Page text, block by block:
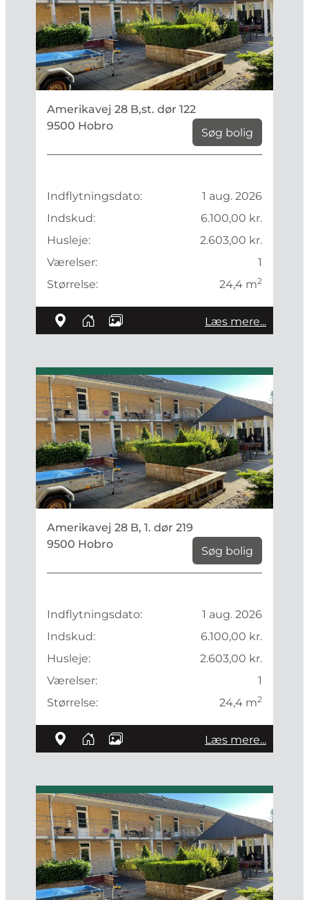
Amerikavej 28 B,st. dør 122
9500 Hobro
Søg bolig
Indflytningsdato:
1 aug. 2026
Indskud:
6.100,00 kr.
Husleje:
2.603,00 kr.
Værelser:
1
Størrelse:
24,4 m2
Læs mere...
Amerikavej 28 B, 1. dør 219
9500 Hobro
Søg bolig
Indflytningsdato:
1 aug. 2026
Indskud:
6.100,00 kr.
Husleje:
2.603,00 kr.
Værelser:
1
Størrelse:
24,4 m2
Læs mere...